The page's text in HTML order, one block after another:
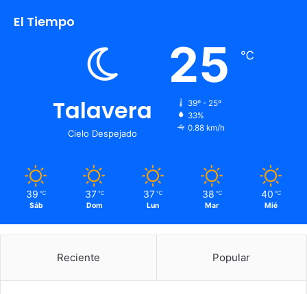
El Tiempo
Talavera
Cielo Despejado
25 ℃
39º - 25º
33%
0.88 km/h
39 ℃
Sáb
37 ℃
Dom
37 ℃
Lun
38 ℃
Mar
40 ℃
Mié
Reciente Popular